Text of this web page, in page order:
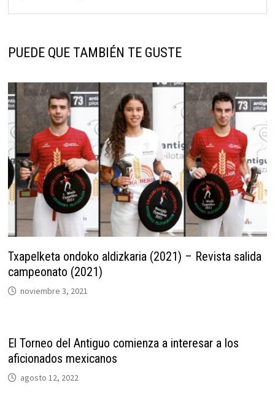
PUEDE QUE TAMBIÉN TE GUSTE
Txapelketa ondoko aldizkaria (2021) – Revista salida
campeonato (2021)
noviembre 3, 2021
El Torneo del Antiguo comienza a interesar a los
aficionados mexicanos
agosto 12, 2022